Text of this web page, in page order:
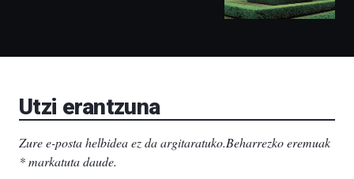
Bizkaia
Utzi erantzuna
Zure e-posta helbidea ez da argitaratuko.Beharrezko eremuak
*markatuta daude.